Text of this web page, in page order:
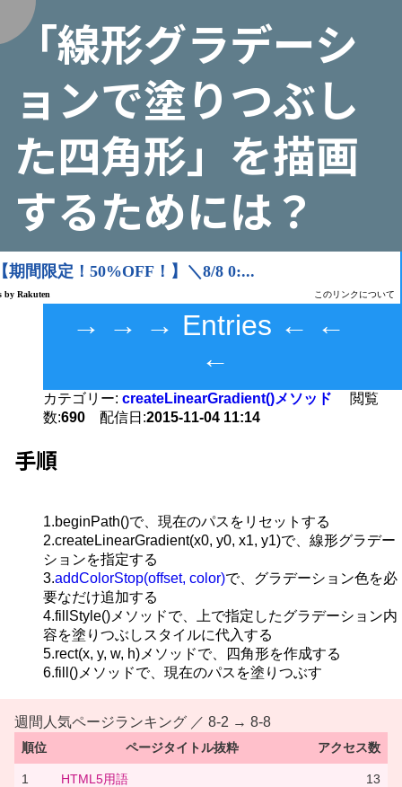
「線形グラデーシ
ョンで塗りつぶし
た四角形」を描画
するためには？
→ → → Entries ← ←
←
カテゴリー: createLinearGradient()メソッド
閲覧
数:690 配信日:2015-11-04 11:14
手順
1.beginPath()で、現在のパスをリセットする
2.createLinearGradient(x0, y0, x1, y1)で、線形グラデー
ションを指定する
3.addColorStop(offset, color)で、グラデーション色を必
要なだけ追加する
4.fillStyle()メソッドで、上で指定したグラデーション内
容を塗りつぶしスタイルに代入する
5.rect(x, y, w, h)メソッドで、四角形を作成する
6.fill()メソッドで、現在のパスを塗りつぶす
週間人気ページランキング ／ 8-2 → 8-8
順位 ページタイトル抜粋 アクセス数
1 HTML5用語 13